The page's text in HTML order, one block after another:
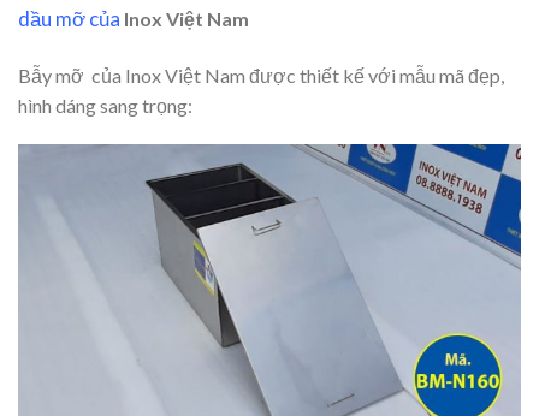
dầu mỡ của Inox Việt Nam
Bẫy mỡ của Inox Việt Nam được thiết kế với mẫu mã đẹp,
hình dáng sang trọng: